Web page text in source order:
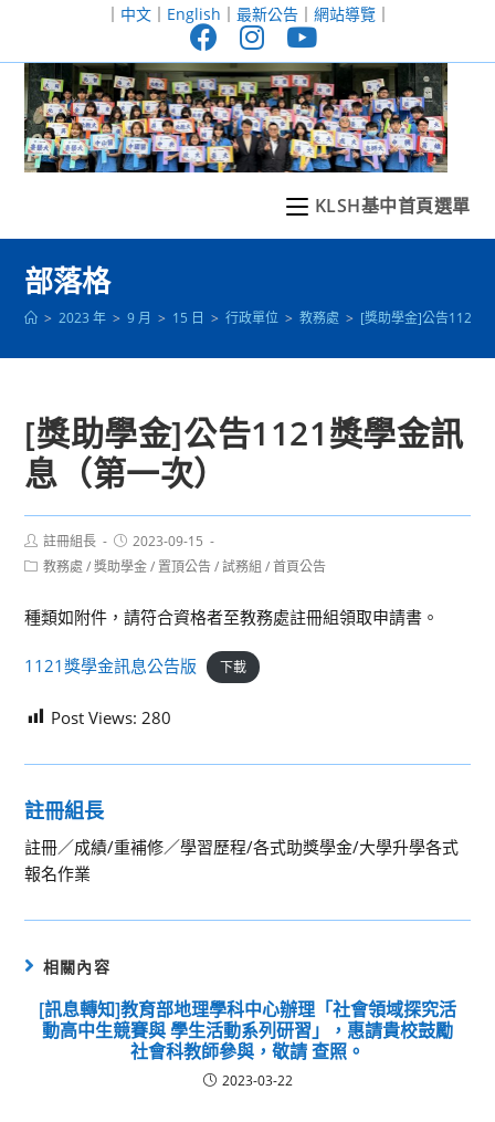
至
｜ 中文｜ English ｜ 最新公告｜ 網站導覽｜
KLSH基中首頁選單
部落格
> 2023 年 > 9 月 > 15 日 > 行政單位 > 教務處 > [獎助學金]公告1121
[獎助學金]公告1121獎學金訊
息（第一次）
Post
author:
註冊組長
Post
published:
2023-09-15
Post教務處 / 獎助學金 / 置頂公告 / 試務組 / 首頁公告
種類如附件，請符合資格者至教務處註冊組領取申請書。
1121獎學金訊息公告版 下載
Post Views: 280
註冊組長
註冊／成績/重補修／學習歷程/各式助獎學金/大學升學各式
報名作業
相關內容
[訊息轉知]教育部地理學科中心辦理「社會領域探究活
動高中生競賽與 學生活動系列研習」，惠請貴校鼓勵
社會科教師參與，敬請 查照。
2023-03-22